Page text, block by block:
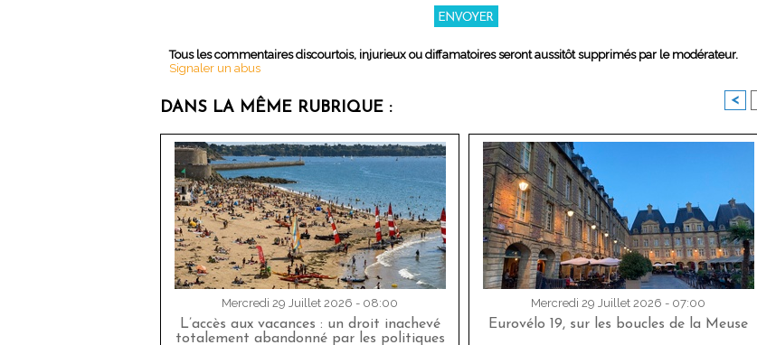
Tous les commentaires discourtois, injurieux ou diffamatoires seront aussitôt supprimés par le modérateur.
Signaler un abus
DANS LA MÊME RUBRIQUE : <
Mercredi 29 Juillet 2026 - 08:00
L’accès aux vacances : un droit inachevé
totalement abandonné par les politiques
Mercredi 29 Juillet 2026 - 07:00
Eurovélo 19, sur les boucles de la Meuse